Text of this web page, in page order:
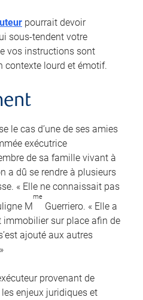
pourrait devoir
sous-tendent votre
vos instructions sont
contexte lourd et émotif.
le cas d’une de ses amies
exécutrice
de sa famille vivant à
a dû se rendre à plusieurs
« Elle ne connaissait pas
M
me
Guerriero. « Elle a
sur place afin de
ajouté aux autres
provenant de
les enjeux juridiques et